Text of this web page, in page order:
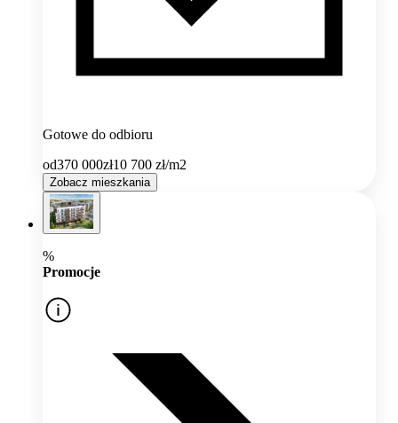
Gotowe do odbioru
od370 000zł10 700 zł/m2
Zobacz mieszkania
%
Promocje